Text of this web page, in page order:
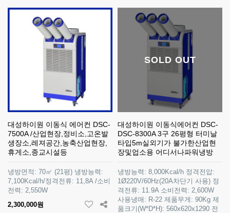
대성하이원 이동식 에어컨 DSC-
7500A /산업현장,정비소,고온발
생장소,레져공간,농축산업현장,
휴게소,종교시설등
냉방면적: 70㎡ (21평) 냉방능력:
7,100Kcal/h/정격전류: 11,8A /소비
전력: 2,550W
2,300,000원
SOLD OUT
대성하이원 이동식에어컨 DSC-
DSC-8300A 3구 26평형 터미날
타입5m실외기가 불가한산업현
장및업소용 어디서나파워냉방
냉방능력: 8,000Kcal/h 정격전압:
1Ø220V/60Hz(20A차단기 사용) 정
격전류: 11.9A 소비전력: 2,600W
사용냉매: R-22 제품무게: 90Kg 제
품크기(W*D*H): 560x620x1290 전